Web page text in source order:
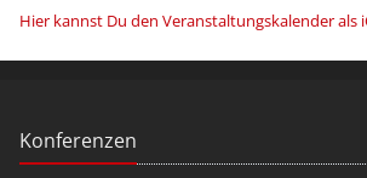
Hier kannst Du den Veranstaltungskalender als
Konferenzen